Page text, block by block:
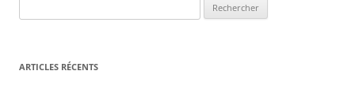
ARTICLES RÉCENTS